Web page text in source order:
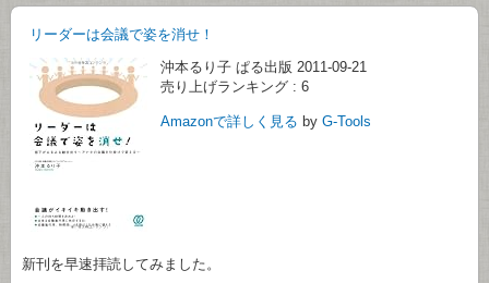
リーダーは会議で姿を消せ！
沖本るり子 ぱる出版 2011-09-21
売り上げランキング : 6
Amazonで詳しく見る by G-Tools
新刊を早速拝読してみました。